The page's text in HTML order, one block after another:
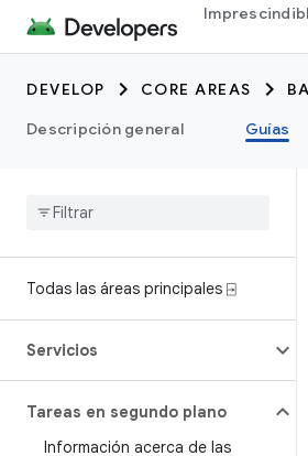
DEVELOP CORE AREAS
Descripción general
Guías
Todas las áreas principales ⍈
Servicios
Tareas en segundo plano
Información acerca de las